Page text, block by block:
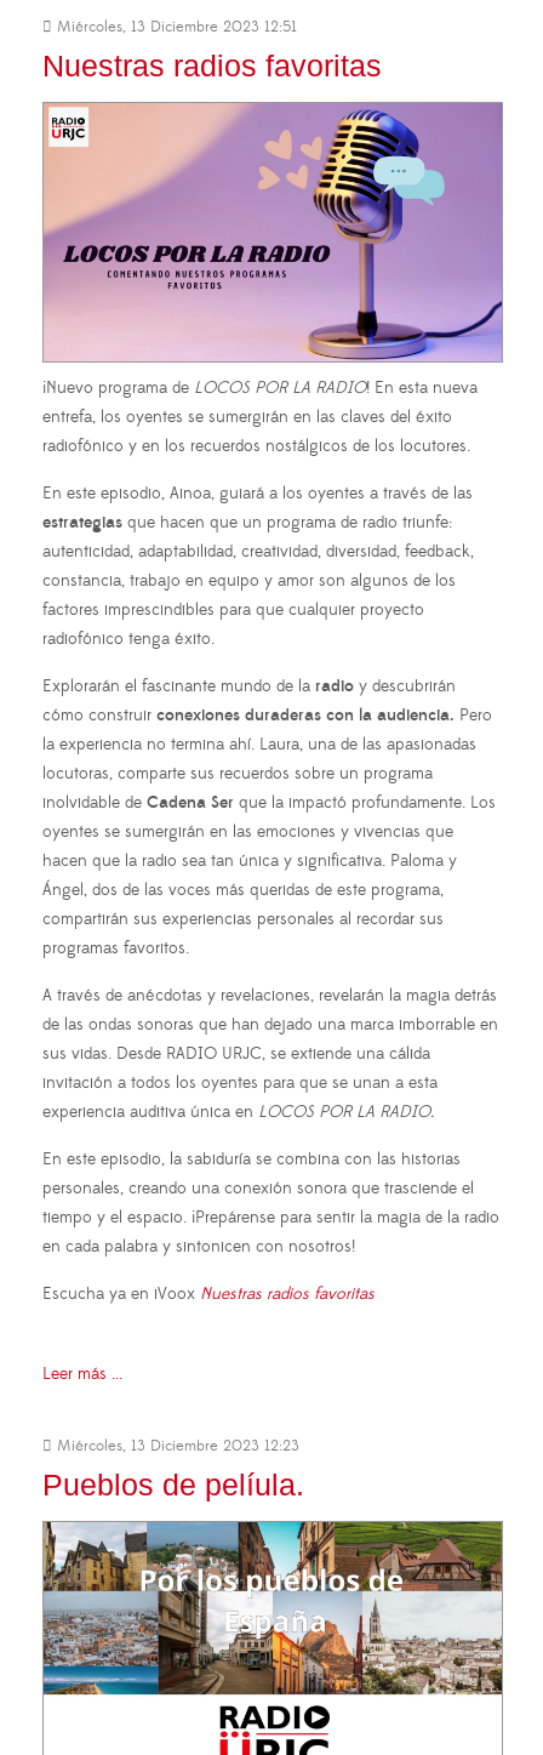
Miércoles, 13 Diciembre 2023 12:51
Nuestras radios favoritas
¡Nuevo programa de LOCOS POR LA RADIO! En esta nueva
entrefa, los oyentes se sumergirán en las claves del éxito
radiofónico y en los recuerdos nostálgicos de los locutores.
En este episodio, Ainoa, guiará a los oyentes a través de las
estrategias que hacen que un programa de radio triunfe:
autenticidad, adaptabilidad, creatividad, diversidad, feedback,
constancia, trabajo en equipo y amor son algunos de los
factores imprescindibles para que cualquier proyecto
radiofónico tenga éxito.
Explorarán el fascinante mundo de la radio y descubrirán
cómo construir conexiones duraderas con la audiencia. Pero
la experiencia no termina ahí. Laura, una de las apasionadas
locutoras, comparte sus recuerdos sobre un programa
inolvidable de Cadena Ser que la impactó profundamente. Los
oyentes se sumergirán en las emociones y vivencias que
hacen que la radio sea tan única y significativa. Paloma y
Ángel, dos de las voces más queridas de este programa,
compartirán sus experiencias personales al recordar sus
programas favoritos.
A través de anécdotas y revelaciones, revelarán la magia detrás
de las ondas sonoras que han dejado una marca imborrable en
sus vidas. Desde RADIO URJC, se extiende una cálida
invitación a todos los oyentes para que se unan a esta
experiencia auditiva única en LOCOS POR LA RADIO.
En este episodio, la sabiduría se combina con las historias
personales, creando una conexión sonora que trasciende el
tiempo y el espacio. ¡Prepárense para sentir la magia de la radio
en cada palabra y sintonicen con nosotros!
Escucha ya en iVoox Nuestras radios favoritas
Leer más ...
Miércoles, 13 Diciembre 2023 12:23
Pueblos de pelíula.